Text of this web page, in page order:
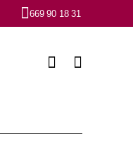
669 90 18 31